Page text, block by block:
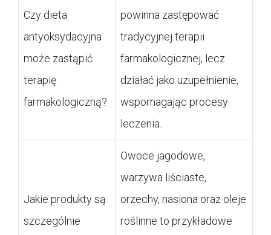
Czy dieta
antyoksydacyjna
może zastąpić
terapię
farmakologiczną?
powinna zastępować
tradycyjnej terapii
farmakologicznej, lecz
działać jako uzupełnienie,
wspomagając procesy
leczenia.
Jakie produkty są
szczególnie
Owoce jagodowe,
warzywa liściaste,
orzechy, nasiona oraz oleje
roślinne to przykładowe